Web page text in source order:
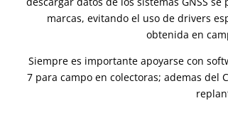
marcas, evitando el uso de drivers
obtenida en
Siempre es importante apoyarse con
7 para campo en colectoras; ademas del